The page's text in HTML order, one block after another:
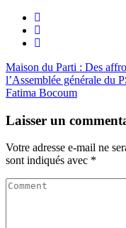
​Maison du Parti : Des
l’Assemblée générale du
Fatima Bocoum
Laisser un
Votre adresse e-mail ne
sont indiqués avec *